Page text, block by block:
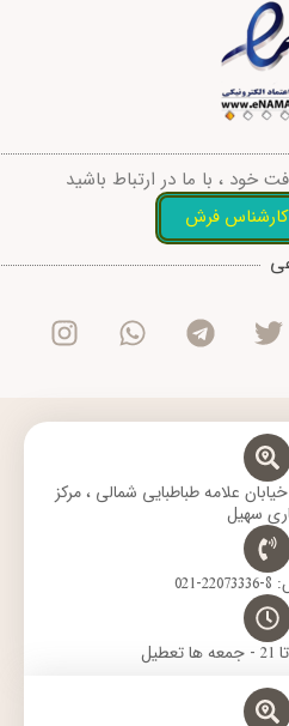
، با ما در ارتباط باشید
فرش
T
i
t
e
r
T
l
e
r
W
a
t
a
I
s
t
g
m
، خیابان علامه طباطبایی شمالی ، مرکز
سهیل